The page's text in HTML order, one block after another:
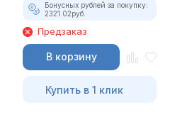
Бонусных рублей за покупку:
2321.02руб.
Предзаказ
В корзину
Купить в 1 клик